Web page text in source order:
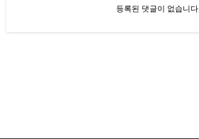
등록된 댓글이 없습니다.